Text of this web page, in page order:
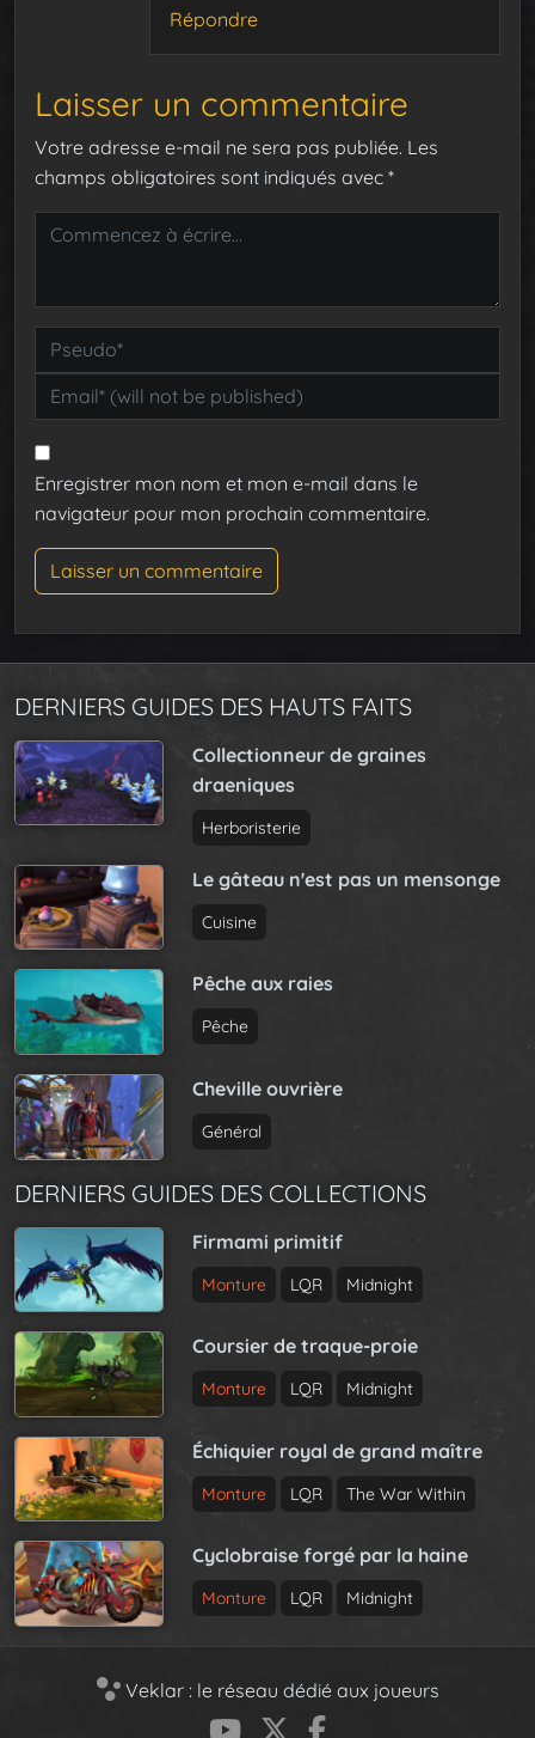
Répondre
Laisser un commentaire
Votre adresse e-mail ne sera pas publiée. Les
champs obligatoires sont indiqués avec *
Enregistrer mon nom et mon e-mail dans le
navigateur pour mon prochain commentaire.
DERNIERS GUIDES DES HAUTS FAITS
Collectionneur de graines
draeniques
Herboristerie
Le gâteau n'est pas un mensonge
Cuisine
Pêche aux raies
Pêche
Cheville ouvrière
Général
DERNIERS GUIDES DES COLLECTIONS
Firmami primitif
Monture LQR Midnight
Coursier de traque-proie
Monture LQR Midnight
Échiquier royal de grand maître
Monture LQR The War Within
Cyclobraise forgé par la haine
Monture LQR Midnight
Veklar : le réseau dédié aux joueurs